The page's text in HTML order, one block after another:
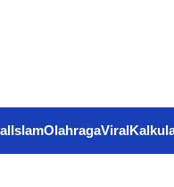
IslamOlahragaViral